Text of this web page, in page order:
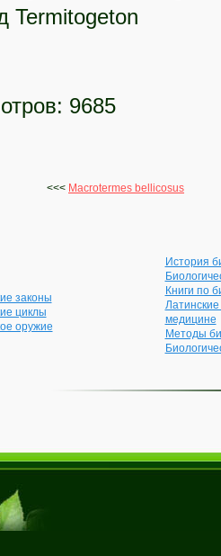
Termitogeton
9685
<<< Macrotermes bellicosus
законы
циклы
оружие
История
Книги по
медицине
Методы